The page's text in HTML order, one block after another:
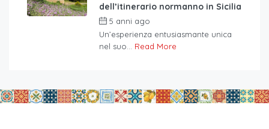
dell’itinerario normanno in Sicilia
5 anni ago
Un’esperienza entusiasmante unica
nel suo... Read More